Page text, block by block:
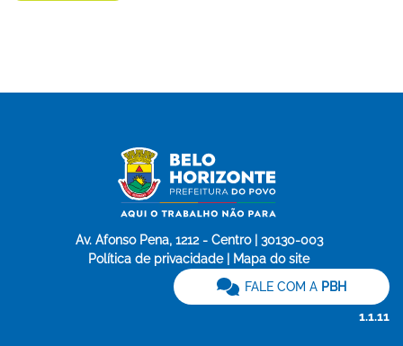
Av. Afonso Pena, 1212 - Centro | 30130-003
Política de privacidade | Mapa do site
FALE COM A PBH
1.1.11